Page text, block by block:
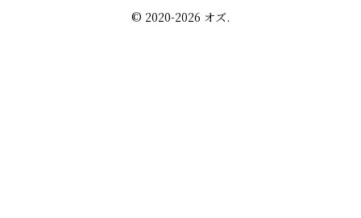
© 2020-2026 オズ.